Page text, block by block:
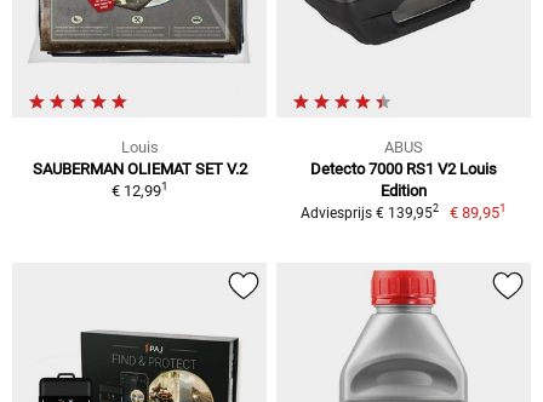
Louis
SAUBERMAN OLIEMAT SET V.2
€ 12,991
ABUS
Detecto 7000 RS1 V2 Louis
Edition
Adviesprijs € 139,952 € 89,951